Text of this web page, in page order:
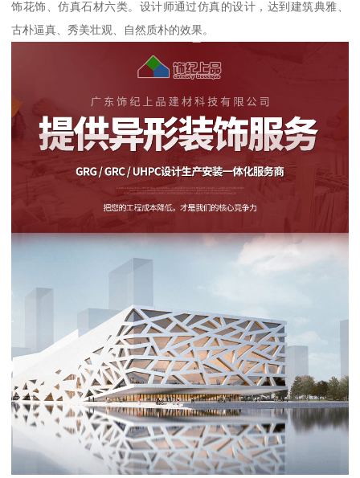
饰花饰、仿真石材六类。设计师通过仿真的设计，达到建筑典雅、
古朴逼真、秀美壮观、自然质朴的效果。